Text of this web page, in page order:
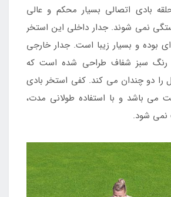
بادی اتصالی بسیار محکم و عالی
نمی شوند. جدار داخلی این استخر
بوده و بسیار زیبا است. جدار خارجی
رنگ سبز شفاف طراحی شده است که
را دو چندان می کند. کفی استخر بادی
می باشد و با استفاده طولانی مدت،
نمی شود.